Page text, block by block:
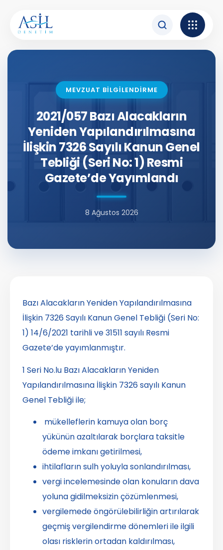
MEVZUAT BİLGİLENDİRME
2021/057 Bazı Alacakların
Yeniden Yapılandırılmasına
İlişkin 7326 Sayılı Kanun Genel
Tebliği (Seri No: 1) Resmi
Gazete’de Yayımlandı
8 Ağustos 2026
Bazı Alacakların Yeniden Yapılandırılmasına
İlişkin 7326 Sayılı Kanun Genel Tebliği (Seri No:
1) 14/6/2021 tarihli ve 31511 sayılı Resmi
Gazete’de yayımlanmıştır.
1 Seri No.lu Bazı Alacakların Yeniden
Yapılandırılmasına İlişkin 7326 sayılı Kanun
Genel Tebliği ile;
mükelleflerin kamuya olan borç
yükünün azaltılarak borçlara taksitle
ödeme imkanı getirilmesi,
ihtilafların sulh yoluyla sonlandırılması,
vergi incelemesinde olan konuların dava
yoluna gidilmeksizin çözümlenmesi,
vergilemede öngörülebilirliğin artırılarak
geçmiş vergilendirme dönemleri ile ilgili
olası risklerin ortadan kaldırılması,